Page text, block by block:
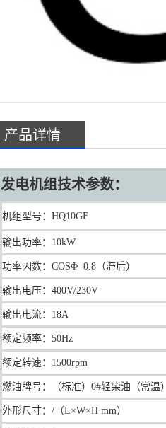
产品详情
发电机组技术参数：
机组型号：HQ10GF
输出功率：10kW
功率因数：COSΦ=0.8（滞后）
输出电压：400V/230V
输出电流：18A
额定频率：50Hz
额定转速：1500rpm
燃油牌号：（标准）0#轻柴油（常温）
外形尺寸：/（L×W×H mm）